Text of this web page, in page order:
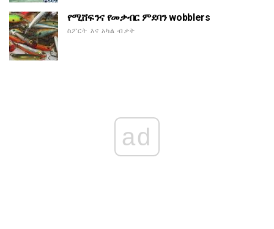
የሚሸፍንና የመቃብር ምደባን wobblers
ስፖርት እና አካል ብቃት
ad